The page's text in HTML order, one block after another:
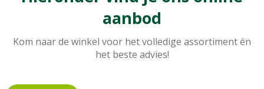
aanbod
Kom naar de winkel voor het volledige assortiment én
het beste advies!